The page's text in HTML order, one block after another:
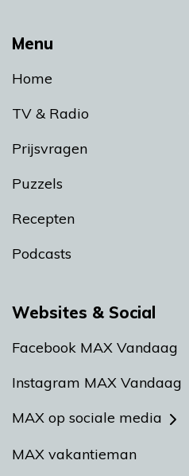
Menu
Home
TV & Radio
Prijsvragen
Puzzels
Recepten
Podcasts
Websites & Social
Facebook MAX Vandaag
Instagram MAX Vandaag
MAX op sociale media
MAX vakantieman